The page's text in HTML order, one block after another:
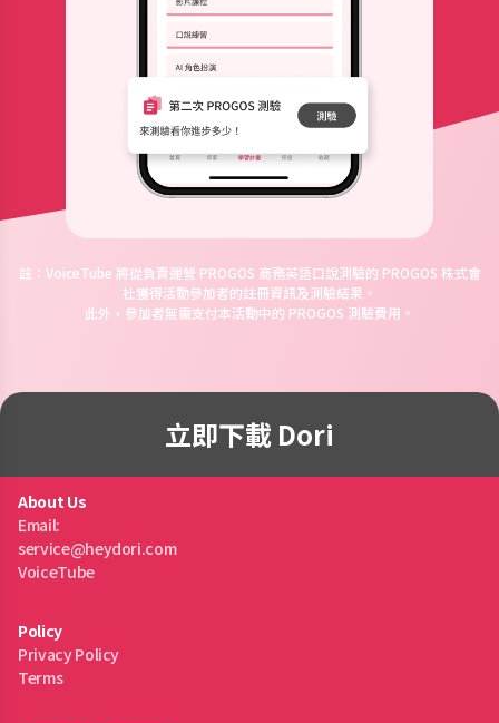
註：VoiceTube 將從負責運營 PROGOS 商務英語口說測驗的 PROGOS 株式會
社獲得活動參加者的註冊資訊及測驗結果。
此外，參加者無需支付本活動中的 PROGOS 測驗費用。
立即下載 Dori
About Us
Email:
service@heydori.com
VoiceTube
Policy
Privacy Policy
Terms